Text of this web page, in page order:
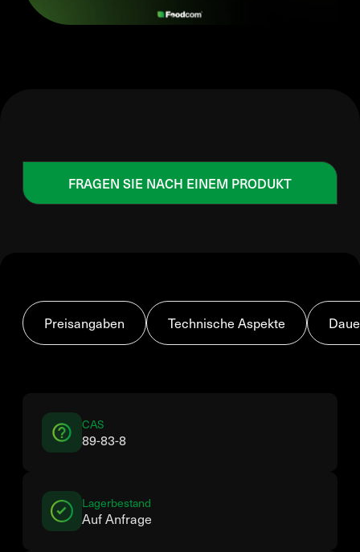
FRAGEN SIE NACH EINEM PRODUKT
Preisangaben Technische Aspekte
CAS
89-83-8
Lagerbestand
Auf Anfrage